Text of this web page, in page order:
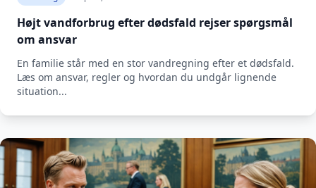
Højt vandforbrug efter dødsfald rejser spørgsmål
om ansvar
En familie står med en stor vandregning efter et dødsfald.
Læs om ansvar, regler og hvordan du undgår lignende
situation...